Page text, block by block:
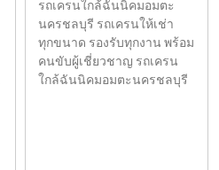
รถเครนใกล้ฉันนิคมอมตะ
นครชลบุรี รถเครนให้เช่า
ทุกขนาด รองรับทุกงาน พร้อม
คนขับผู้เชี่ยวชาญ รถเครน
ใกล้ฉันนิคมอมตะนครชลบุรี